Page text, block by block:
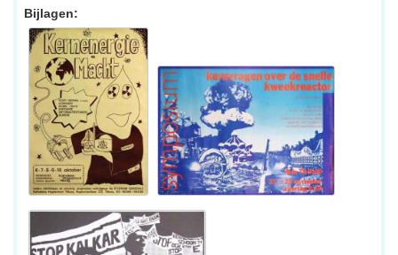
Bijlagen: